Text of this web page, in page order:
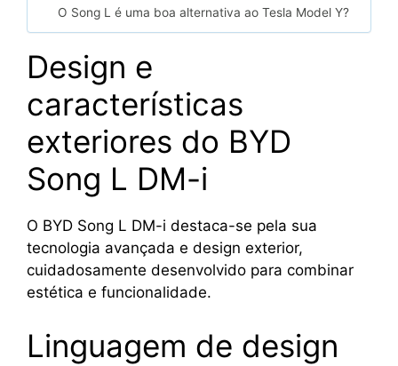
O Song L é uma boa alternativa ao Tesla Model Y?
Design e
características
exteriores do BYD
Song L DM-i
O BYD Song L DM-i destaca-se pela sua
tecnologia avançada e design exterior,
cuidadosamente desenvolvido para combinar
estética e funcionalidade.
Linguagem de design